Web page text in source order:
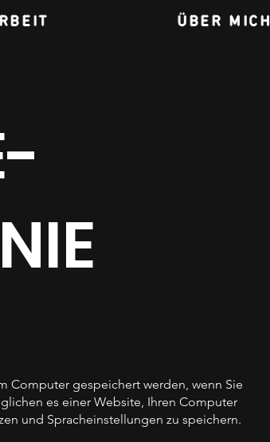
ÜBER MICH
Computer gespeichert werden, wenn Sie
es einer Website, Ihren Computer
und Spracheinstellungen zu speichern.